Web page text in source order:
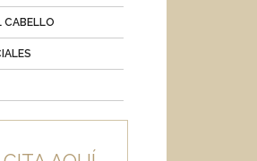
CABELLO